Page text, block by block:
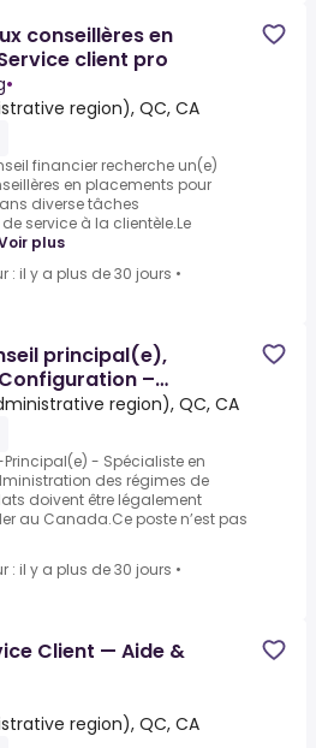
conseillères en
client pro
•
region), QC, CA
financier recherche un(e)
en placements pour
diverse tâches
service à la clientèle.Le
plus
: il y a plus de 30 jours •
principal(e),
–
régimes de r[...]
region), QC, CA
- Spécialiste en
des régimes de
doivent être légalement
au Canada.Ce poste n’est pas
: il y a plus de 30 jours •
Client — Aide &
region), QC, CA